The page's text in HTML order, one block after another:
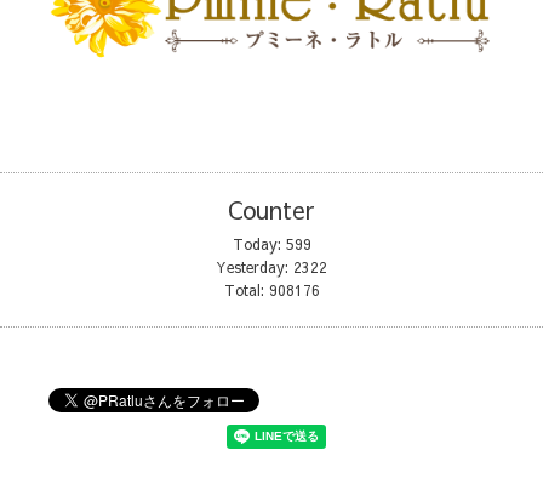
Counter
Today: 599
Yesterday: 2322
Total: 908176